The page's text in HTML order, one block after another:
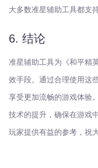
大多数准星辅助工具都支
6. 结论
准星辅助工具为《和平精
效手段。通过合理使用这
享受更加流畅的游戏体验
技术的提升，确保在游戏
玩家提供有益的参考，祝